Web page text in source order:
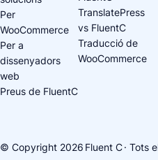
Per
WooCommerce
Per a
dissenyadors
web
Preus de FluentC
TranslatePress
vs FluentC
Traducció de
WooCommerce
© Copyright 2026 Fluent C· Tots